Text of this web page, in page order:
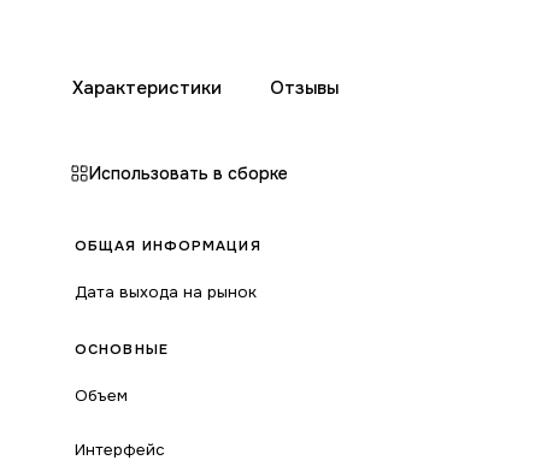
Характеристики Отзывы
Использовать в сборке
ОБЩАЯ ИНФОРМАЦИЯ
Дата выхода на рынок
ОСНОВНЫЕ
Объем
Интерфейс